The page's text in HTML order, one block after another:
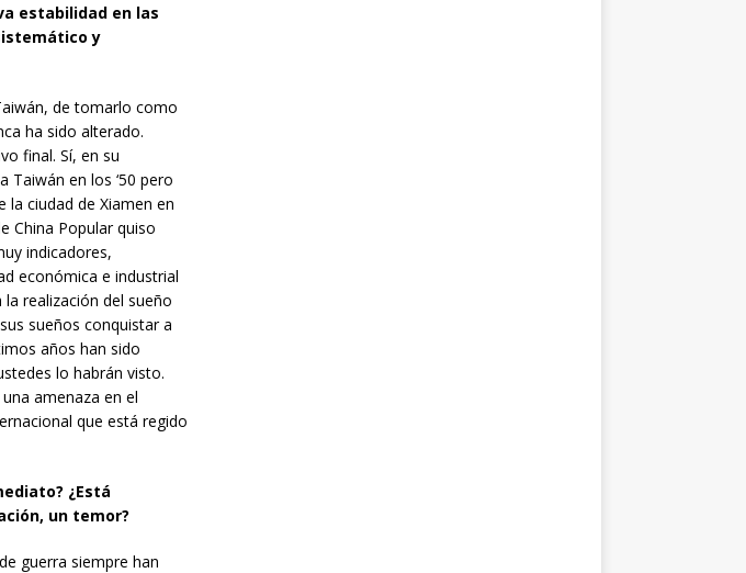
estabilidad en las
y
de tomarlo como
ha sido alterado.
final. Sí, en su
en los ‘50 pero
ciudad de Xiamen en
China Popular quiso
indicadores,
económica e industrial
la realización del sueño
sueños conquistar a
años han sido
lo habrán visto.
amenaza en el
que está regido
¿Está
un temor?
guerra siempre han